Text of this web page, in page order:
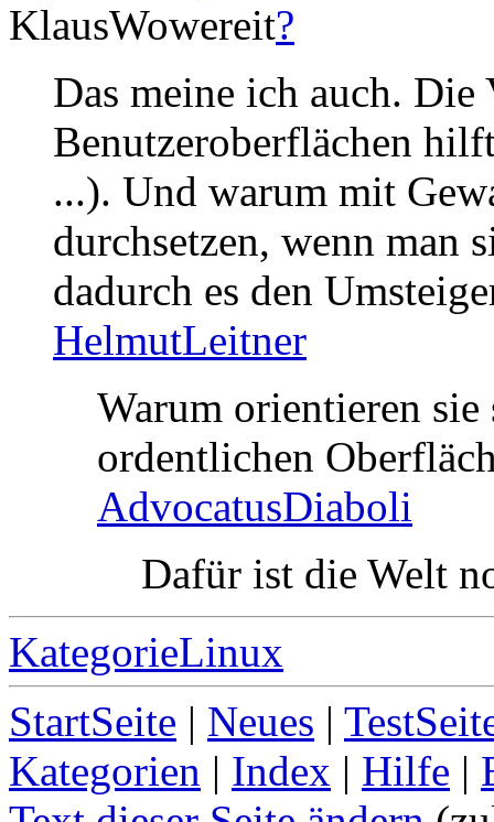
KlausWowereit?
Das meine ich auch.
Benutzeroberflächen
...). Und warum mit
durchsetzen, wenn man
dadurch es den
HelmutLeitner
Warum orientieren
ordentlichen
AdvocatusDiaboli
Dafür ist die Welt
KategorieLinux
StartSeite | Neues |
Kategorien | Index | Hilfe |